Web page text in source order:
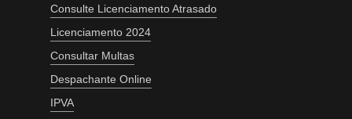
Consulte Licenciamento Atrasado
Licenciamento 2024
Consultar Multas
Despachante Online
IPVA